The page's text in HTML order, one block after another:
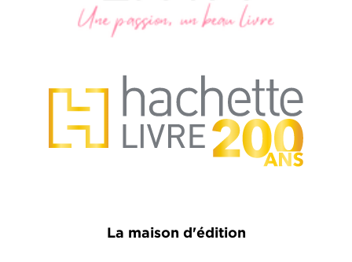
La maison d'édition